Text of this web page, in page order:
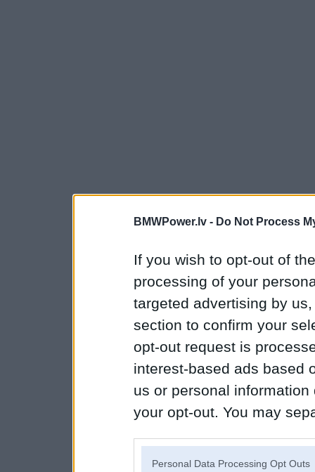
BMWPower.lv - Do Not Process
If you wish to opt-out of
processing of your
targeted advertising by
section to confirm your
opt-out request is
interest-based ads based
us or personal
your opt-out. You may
Personal Data Processing Opt Outs